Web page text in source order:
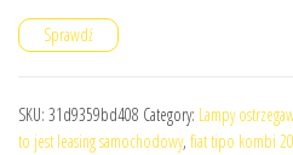
Sprawdź
SKU: 31d9359bd408 Category: Lampy
to jest leasing samochodowy, fiat tipo kombi